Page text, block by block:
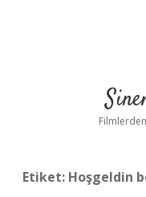
Etiket: Hoşgeldin